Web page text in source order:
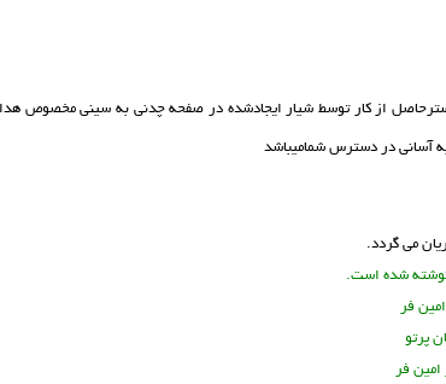
از کار توسط شیار ایجادشده در صفحه چدنی به سینی مخصوص
آسانی در دسترس شمامیباشد
می گردد.